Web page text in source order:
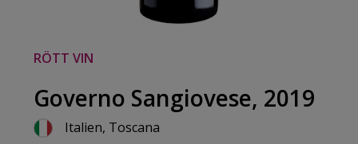
RÖTT VIN
Governo Sangiovese, 2019
Italien, Toscana